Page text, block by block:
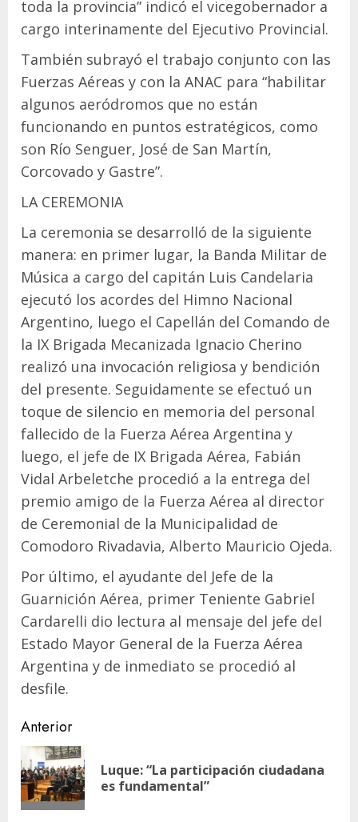
toda la provincia” indicó el vicegobernador a
cargo interinamente del Ejecutivo Provincial.
También subrayó el trabajo conjunto con las
Fuerzas Aéreas y con la ANAC para “habilitar
algunos aeródromos que no están
funcionando en puntos estratégicos, como
son Río Senguer, José de San Martín,
Corcovado y Gastre”.
LA CEREMONIA
La ceremonia se desarrolló de la siguiente
manera: en primer lugar, la Banda Militar de
Música a cargo del capitán Luis Candelaria
ejecutó los acordes del Himno Nacional
Argentino, luego el Capellán del Comando de
la IX Brigada Mecanizada Ignacio Cherino
realizó una invocación religiosa y bendición
del presente. Seguidamente se efectuó un
toque de silencio en memoria del personal
fallecido de la Fuerza Aérea Argentina y
luego, el jefe de IX Brigada Aérea, Fabián
Vidal Arbeletche procedió a la entrega del
premio amigo de la Fuerza Aérea al director
de Ceremonial de la Municipalidad de
Comodoro Rivadavia, Alberto Mauricio Ojeda.
Por último, el ayudante del Jefe de la
Guarnición Aérea, primer Teniente Gabriel
Cardarelli dio lectura al mensaje del jefe del
Estado Mayor General de la Fuerza Aérea
Argentina y de inmediato se procedió al
desfile.
Navegación
de
entradas
Anterior
Luque: “La participación ciudadana
es fundamental”